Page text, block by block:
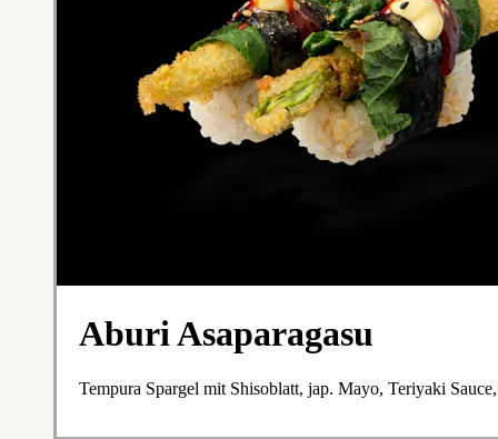
Aburi Asaparagasu
Tempura Spargel mit Shisoblatt, jap. Mayo, Teriyaki